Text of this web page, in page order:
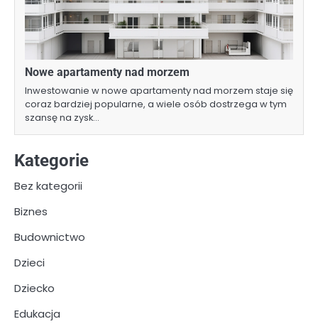
Nowe apartamenty nad morzem
Inwestowanie w nowe apartamenty nad morzem staje się
coraz bardziej popularne, a wiele osób dostrzega w tym
szansę na zysk…
Kategorie
Bez kategorii
Biznes
Budownictwo
Dzieci
Dziecko
Edukacja